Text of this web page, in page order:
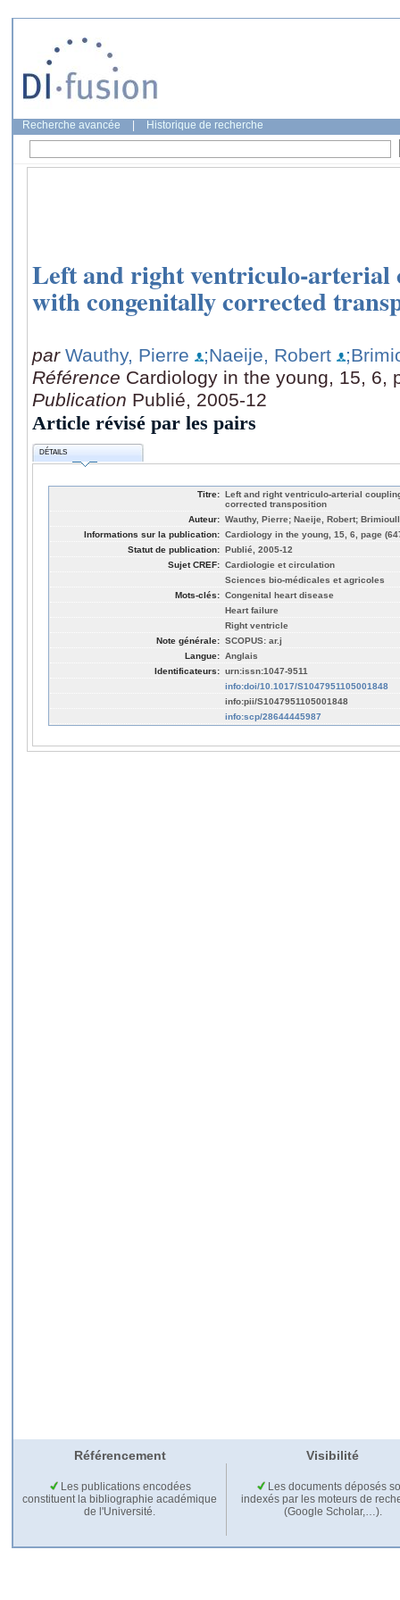
Recherche avancée Historique de recherche
Left and right ventriculo-arterial
with congenitally corrected
par Wauthy, Pierre ;Naeije, Robert
Référence Cardiology in the young, 15, 6,
Publication Publié, 2005-12
Article révisé par les pairs
DÉTAILS
Titre: Left and right ventriculo-arterial
corrected transposition
Auteur: Wauthy, Pierre; Naeije, Robert;
Informations sur la publication: Cardiology in the young, 15, 6, page
Statut de publication: Publié, 2005-12
Sujet CREF: Cardiologie et circulation
Sciences bio-médicales et agricoles
Mots-clés: Congenital heart disease
Heart failure
Right ventricle
Note générale: SCOPUS: ar.j
Langue: Anglais
Identificateurs: urn:issn:1047-9511
info:doi/10.1017/S1047951105001848
info:pii/S1047951105001848
info:scp/28644445987
Référencement Visibilité
Les publications encodées
constituent la bibliographie académique
de l'Université.
Les documents déposés
indexés par les moteurs de
(Google Scholar,…).